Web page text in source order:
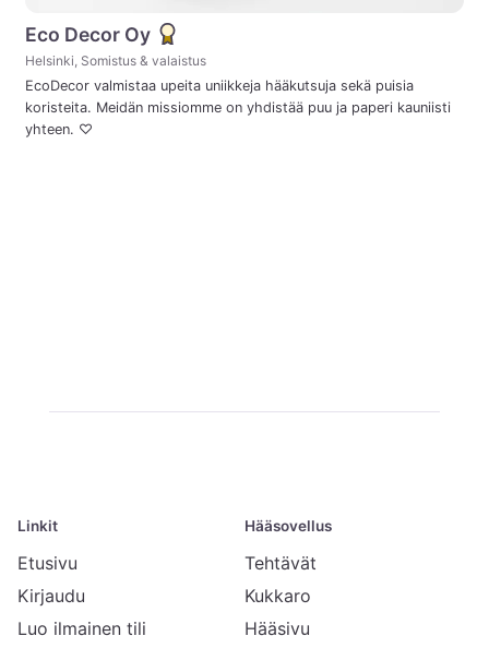
Eco Decor Oy
Helsinki, Somistus & valaistus
EcoDecor valmistaa upeita uniikkeja hääkutsuja sekä puisia
koristeita. Meidän missiomme on yhdistää puu ja paperi kauniisti
yhteen. ♡
Linkit
Etusivu
Kirjaudu
Luo ilmainen tili
Hääsovellus
Tehtävät
Kukkaro
Hääsivu